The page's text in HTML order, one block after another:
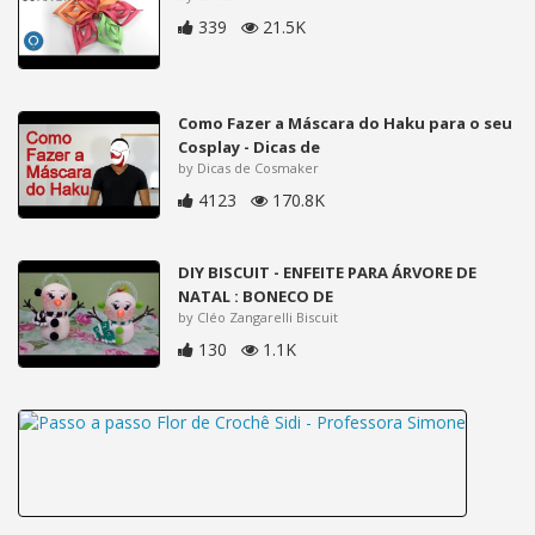
339 21.5K
Como Fazer a Máscara do Haku para o seu
Cosplay - Dicas de
by Dicas de Cosmaker
4123 170.8K
DIY BISCUIT - ENFEITE PARA ÁRVORE DE
NATAL : BONECO DE
by Cléo Zangarelli Biscuit
130 1.1K